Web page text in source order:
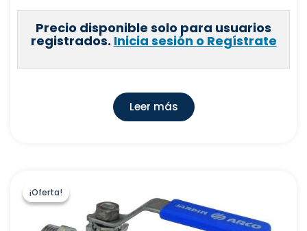
Precio disponible solo para usuarios
registrados. Inicia sesión o Regístrate
Leer más
¡Oferta!
¡Oferta!